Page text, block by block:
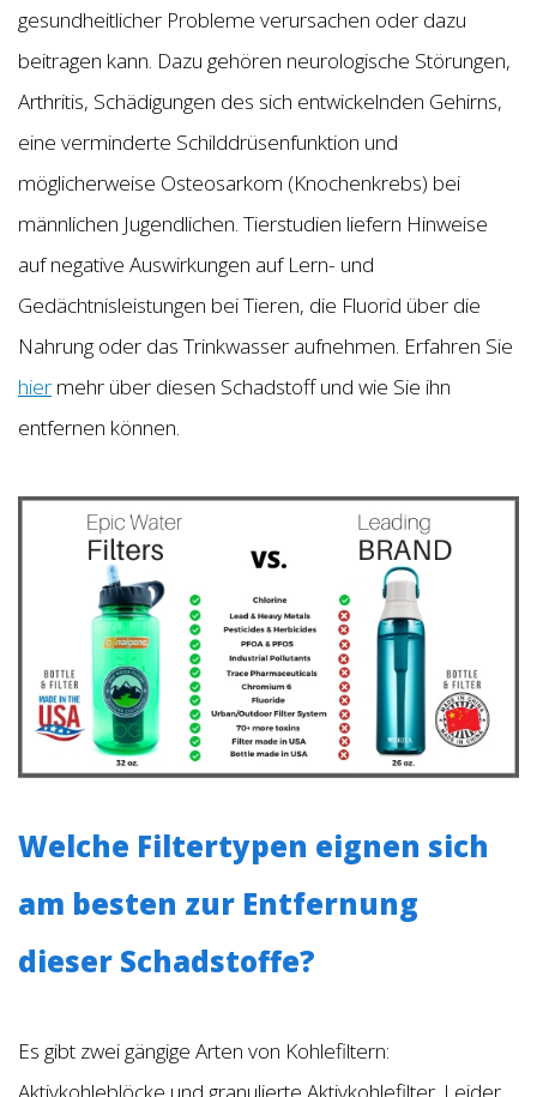
gesundheitlicher Probleme verursachen oder dazu
beitragen kann. Dazu gehören neurologische Störungen,
Arthritis, Schädigungen des sich entwickelnden Gehirns,
eine verminderte Schilddrüsenfunktion und
möglicherweise Osteosarkom (Knochenkrebs) bei
männlichen Jugendlichen. Tierstudien liefern Hinweise
auf negative Auswirkungen auf Lern- und
Gedächtnisleistungen bei Tieren, die Fluorid über die
Nahrung oder das Trinkwasser aufnehmen. Erfahren Sie
hier mehr über diesen Schadstoff und wie Sie ihn
entfernen können.
Welche Filtertypen eignen sich
am besten zur Entfernung
dieser Schadstoffe?
Es gibt zwei gängige Arten von Kohlefiltern: